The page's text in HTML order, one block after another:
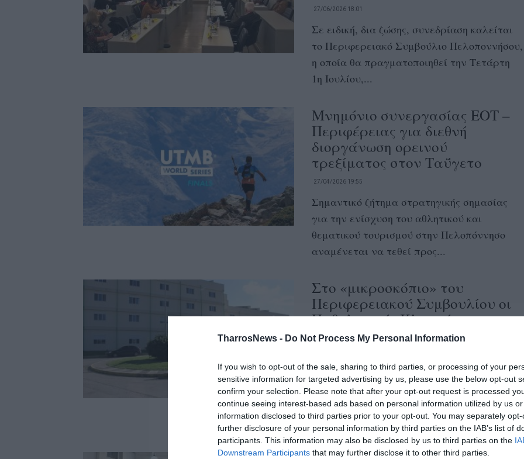
TharrosNews - Do Not Process My Personal Information
If you wish to opt-out of the sale, sharing to third parties, or processing of your
sensitive information for targeted advertising by us, please use the below opt-out
confirm your selection. Please note that after your opt-out request is processed
continue seeing interest-based ads based on personal information utilized by us
information disclosed to third parties prior to your opt-out. You may separately
further disclosure of your personal information by third parties on the IAB’s list of
participants. This information may also be disclosed by us to third parties on the
Downstream Participants that may further disclose it to other third parties.
27/06/2026 18:01
Σε ειδική, δια ζώσης, συνεδρίαση καλείται
το Περιφερειακό Συμβούλιο Πελοποννήσου,
η οποία θα πραγματοποιηθεί την Τετάρτη
1η Ιουλίου,...
Μνημόνιο συνεργασίας ΕΟΤ –
Περιφέρειας για διεθνή
διοργάνωση ορεινού
τρεξίματος στον Ταΰγετο
27/04/2026 19:55
Σημαντικό ζήτημα στρατηγικής σημασίας
για την ενίσχυση του αθλητικού και
θεματικού τουρισμού στην Πελοπόννησο
αναμένεται να τεθεί προς...
Στο «μικροσκόπιο» του
Περιφερειακού Συμβουλίου οι
Παθολογικές Κλινικές του
Νοσοκομείου Καλαμάτας
Ξεχωρίζει η συζήτηση για την κατάσταση
στις Παθολογικές Κλινικές, με αιχμή τα
προβλήματα που καταγράφονται το
τελευταίο διάστημα...